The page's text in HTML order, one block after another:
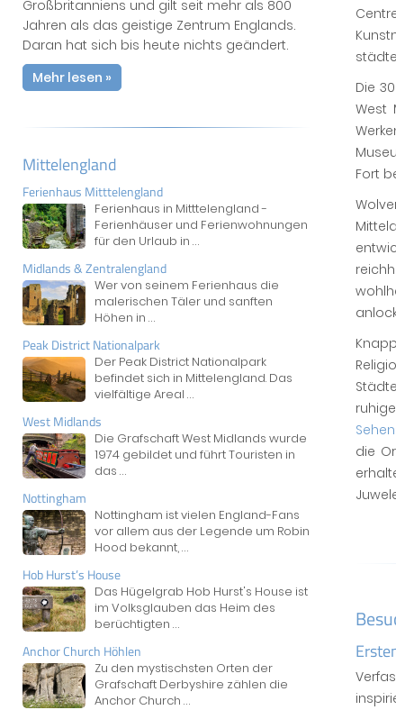
Großbritanniens und gilt seit mehr als 800
Jahren als das geistige Zentrum Englands.
Daran hat sich bis heute nichts geändert.
Mehr lesen »
Mittelengland
Ferienhaus Mitttelengland
Ferienhaus in Mitttelengland -
Ferienhäuser und Ferienwohnungen
für den Urlaub in ...
Midlands & Zentralengland
Wer von seinem Ferienhaus die
malerischen Täler und sanften
Höhen in ...
Peak District Nationalpark
Der Peak District Nationalpark
befindet sich in Mittelengland. Das
vielfältige Areal ...
West Midlands
Die Grafschaft West Midlands wurde
1974 gebildet und führt Touristen in
das ...
Nottingham
Nottingham ist vielen England-Fans
vor allem aus der Legende um Robin
Hood bekannt,...
Hob Hurst’s House
Das Hügelgrab Hob Hurst's House ist
im Volksglauben das Heim des
berüchtigten ...
Anchor Church Höhlen
Zu den mystischsten Orten der
Grafschaft Derbyshire zählen die
Anchor Church ...
Die
West
Fort
die